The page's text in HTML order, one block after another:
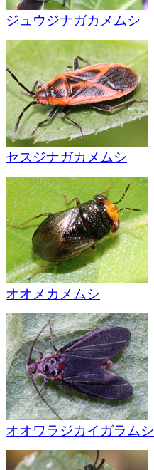
ジュウジナガカメムシ
セスジナガカメムシ
オオメカメムシ
オオワラジカイガラムシ